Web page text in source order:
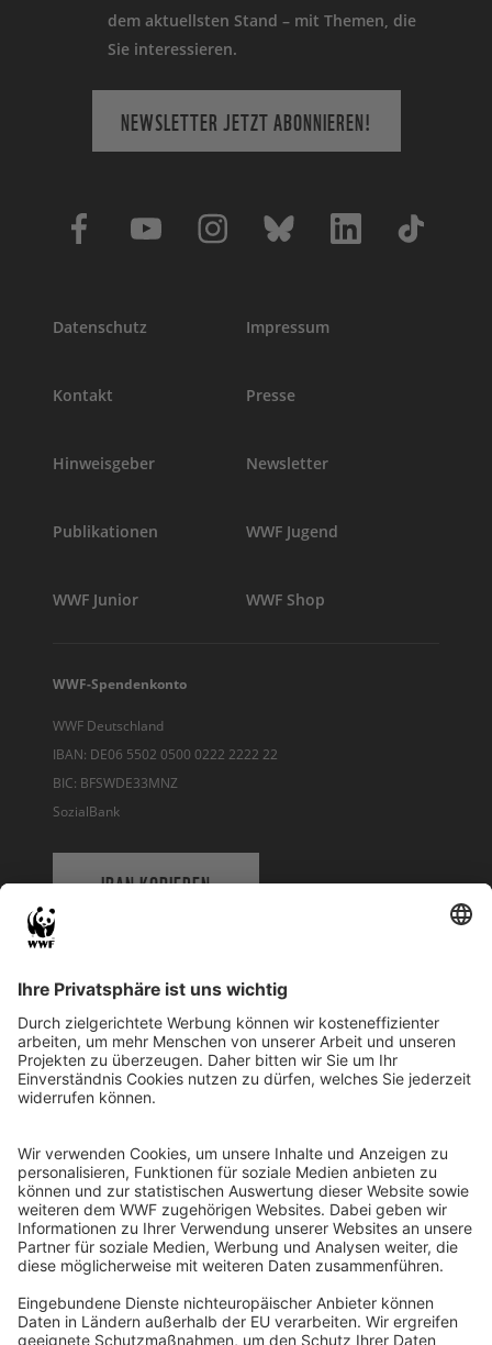
dem aktuellsten Stand – mit Themen, die
Sie interessieren.
NEWSLETTER JETZT ABONNIEREN!
Datenschutz Impressum
Kontakt Presse
Hinweisgeber Newsletter
Publikationen WWF Jugend
WWF Junior WWF Shop
WWF-Spendenkonto
WWF Deutschland
IBAN: DE06 5502 0500 0222 2222 22
BIC: BFSWDE33MNZ
SozialBank
IBAN KOPIEREN
WWF Deutschland
Reinhardtstr. 18
10117 Berlin
Ihre Spende kann steuerlich geltend gemacht werden
Registriert als Stiftung WWF Deutschland, Senatsverwaltung für
Justiz Berlin, Az: 3416/976/2
Umsatzsteuer-Identifikationsnummer: DE 114236103
Freistellungsbescheid: Als gemeinnützige Körperschaft befreit
von der Körperschaftssteuer gem. §5 I 9 KStg. unter der